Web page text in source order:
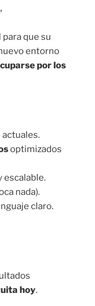
que su
entorno
por los
actuales.
optimizados
escalable.
nada).
claro.
hoy.